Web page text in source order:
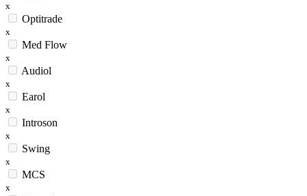
x
Optitrade
x
Med Flow
x
Audiol
x
Earol
x
Introson
x
Swing
x
MCS
x